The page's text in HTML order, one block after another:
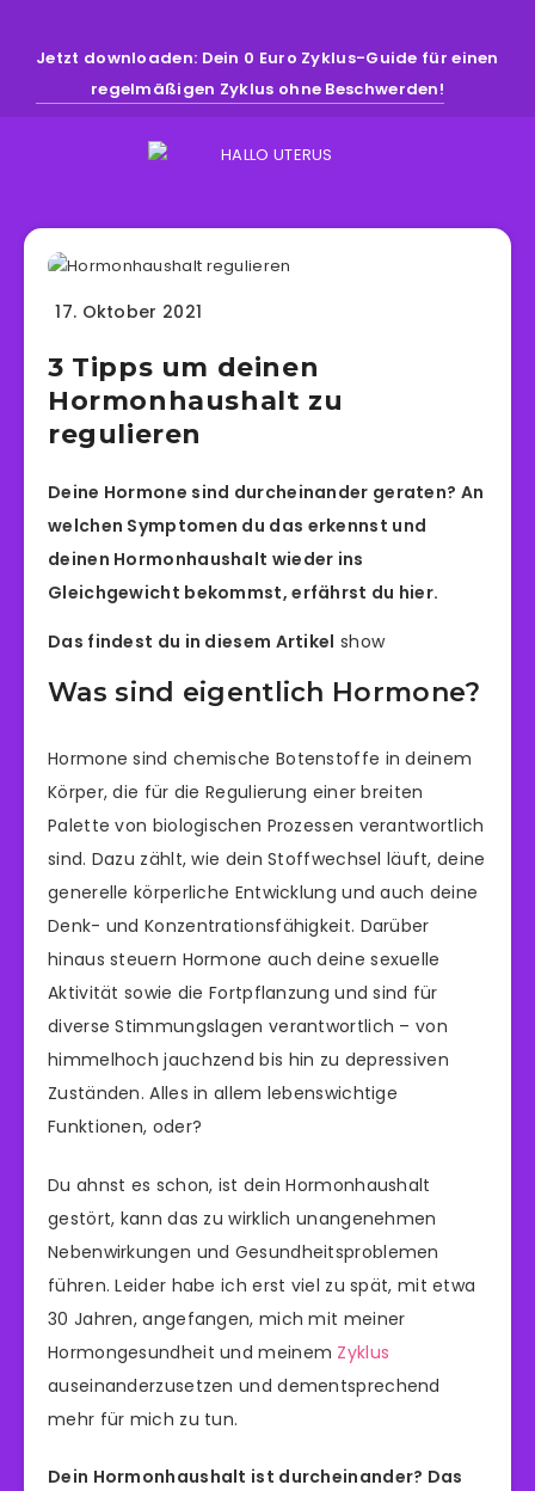
Jetzt downloaden: Dein 0 Euro Zyklus-Guide für einen
regelmäßigen Zyklus ohne Beschwerden!
17. Oktober 2021
3 Tipps um deinen
Hormonhaushalt zu
regulieren
Deine Hormone sind durcheinander geraten? An
welchen Symptomen du das erkennst und
deinen Hormonhaushalt wieder ins
Gleichgewicht bekommst, erfährst du hier.
Das findest du in diesem Artikel show
Was sind eigentlich Hormone?
Hormone sind chemische Botenstoffe in deinem
Körper, die für die Regulierung einer breiten
Palette von biologischen Prozessen verantwortlich
sind. Dazu zählt, wie dein Stoffwechsel läuft, deine
generelle körperliche Entwicklung und auch deine
Denk- und Konzentrationsfähigkeit. Darüber
hinaus steuern Hormone auch deine sexuelle
Aktivität sowie die Fortpflanzung und sind für
diverse Stimmungslagen verantwortlich – von
himmelhoch jauchzend bis hin zu depressiven
Zuständen. Alles in allem lebenswichtige
Funktionen, oder?
Du ahnst es schon, ist dein Hormonhaushalt
gestört, kann das zu wirklich unangenehmen
Nebenwirkungen und Gesundheitsproblemen
führen. Leider habe ich erst viel zu spät, mit etwa
30 Jahren, angefangen, mich mit meiner
Hormongesundheit und meinem Zyklus
auseinanderzusetzen und dementsprechend
mehr für mich zu tun.
Dein Hormonhaushalt ist durcheinander? Das